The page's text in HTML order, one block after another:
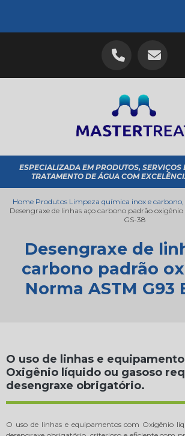
ESPECIALIZADA EM PRODUTOS, SERVIÇOS
TRATAMENTO DE ÁGUA COM
Home Produtos Limpeza química inox e
Desengraxe de linhas aço carbono padrão
GS-38
Desengraxe de
carbono padrão
Norma ASTM G93
O uso de linhas e
Oxigênio líquido ou gasoso
desengraxe obrigatório.
O uso de linhas e equipamentos com Oxigênio